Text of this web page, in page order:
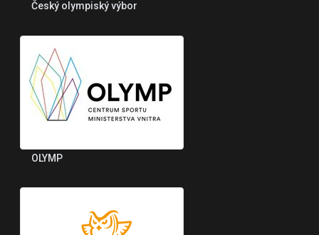
Český olympiský výbor
OLYMP